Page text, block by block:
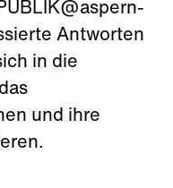
Antworten
in die
und ihre